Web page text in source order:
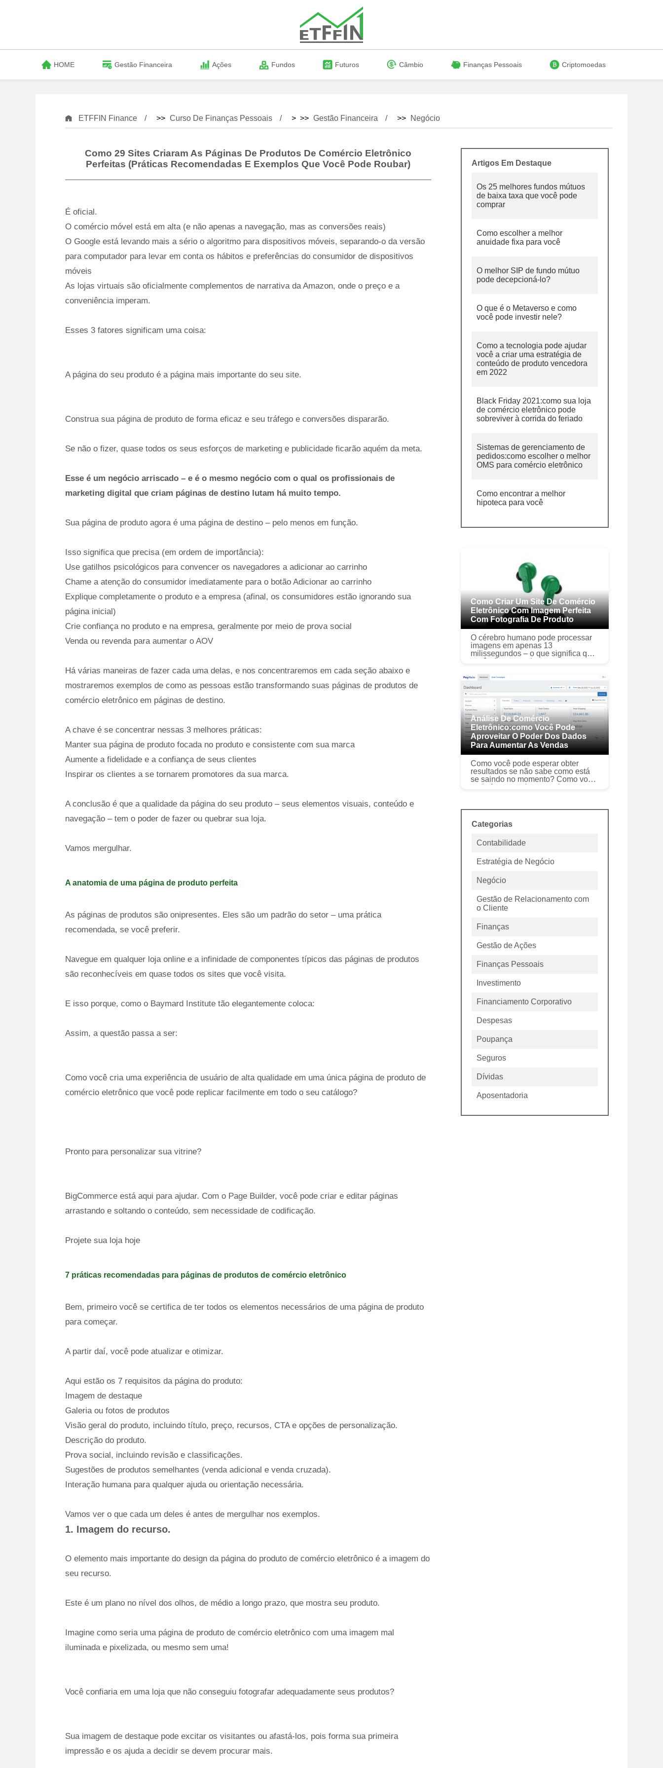
HOME Gestão Financeira Ações Fundos Futuros Câmbio Finanças Pessoais Criptomoedas
ETFFIN Finance >> Curso De Finanças Pessoais > >> Gestão Financeira >> Negócio
Como 29 Sites Criaram As Páginas De Produtos De Comércio Eletrônico
Perfeitas (práticas Recomendadas E Exemplos Que Você Pode Roubar)
É oficial.
O comércio móvel está em alta (e não apenas a navegação, mas as conversões reais)
O Google está levando mais a sério o algoritmo para dispositivos móveis, separando-o da versão
para computador para levar em conta os hábitos e preferências do consumidor de dispositivos
móveis
As lojas virtuais são oficialmente complementos de narrativa da Amazon, onde o preço e a
conveniência imperam.
Esses 3 fatores significam uma coisa:
A página do seu produto é a página mais importante do seu site.
Construa sua página de produto de forma eficaz e seu tráfego e conversões dispararão.
Se não o fizer, quase todos os seus esforços de marketing e publicidade ficarão aquém da meta.
Esse é um negócio arriscado – e é o mesmo negócio com o qual os profissionais de
marketing digital que criam páginas de destino lutam há muito tempo.
Sua página de produto agora é uma página de destino – pelo menos em função.
Isso significa que precisa (em ordem de importância):
Use gatilhos psicológicos para convencer os navegadores a adicionar ao carrinho
Chame a atenção do consumidor imediatamente para o botão Adicionar ao carrinho
Explique completamente o produto e a empresa (afinal, os consumidores estão ignorando sua
página inicial)
Crie confiança no produto e na empresa, geralmente por meio de prova social
Venda ou revenda para aumentar o AOV
Há várias maneiras de fazer cada uma delas, e nos concentraremos em cada seção abaixo e
mostraremos exemplos de como as pessoas estão transformando suas páginas de produtos de
comércio eletrônico em páginas de destino.
A chave é se concentrar nessas 3 melhores práticas:
Manter sua página de produto focada no produto e consistente com sua marca
Aumente a fidelidade e a confiança de seus clientes
Inspirar os clientes a se tornarem promotores da sua marca.
A conclusão é que a qualidade da página do seu produto – seus elementos visuais, conteúdo e
navegação – tem o poder de fazer ou quebrar sua loja.
Vamos mergulhar.
A anatomia de uma página de produto perfeita
As páginas de produtos são onipresentes. Eles são um padrão do setor – uma prática
recomendada, se você preferir.
Navegue em qualquer loja online e a infinidade de componentes típicos das páginas de produtos
são reconhecíveis em quase todos os sites que você visita.
E isso porque, como o Baymard Institute tão elegantemente coloca:
Assim, a questão passa a ser:
Como você cria uma experiência de usuário de alta qualidade em uma única página de produto de
comércio eletrônico que você pode replicar facilmente em todo o seu catálogo?
Pronto para personalizar sua vitrine?
BigCommerce está aqui para ajudar. Com o Page Builder, você pode criar e editar páginas
arrastando e soltando o conteúdo, sem necessidade de codificação.
Projete sua loja hoje
7 práticas recomendadas para páginas de produtos de comércio eletrônico
Bem, primeiro você se certifica de ter todos os elementos necessários de uma página de produto
para começar.
A partir daí, você pode atualizar e otimizar.
Aqui estão os 7 requisitos da página do produto:
Imagem de destaque
Galeria ou fotos de produtos
Visão geral do produto, incluindo título, preço, recursos, CTA e opções de personalização.
Descrição do produto.
Prova social, incluindo revisão e classificações.
Sugestões de produtos semelhantes (venda adicional e venda cruzada).
Interação humana para qualquer ajuda ou orientação necessária.
Vamos ver o que cada um deles é antes de mergulhar nos exemplos.
1. Imagem do recurso.
O elemento mais importante do design da página do produto de comércio eletrônico é a imagem do
seu recurso.
Este é um plano no nível dos olhos, de médio a longo prazo, que mostra seu produto.
Imagine como seria uma página de produto de comércio eletrônico com uma imagem mal
iluminada e pixelizada, ou mesmo sem uma!
Você confiaria em uma loja que não conseguiu fotografar adequadamente seus produtos?
Sua imagem de destaque pode excitar os visitantes ou afastá-los, pois forma sua primeira
impressão e os ajuda a decidir se devem procurar mais.
Artigos Em Destaque
Os 25 melhores fundos mútuos
de baixa taxa que você pode
comprar
Como escolher a melhor
anuidade fixa para você
O melhor SIP de fundo mútuo
pode decepcioná-lo?
O que é o Metaverso e como
você pode investir nele?
Como a tecnologia pode ajudar
você a criar uma estratégia de
conteúdo de produto vencedora
em 2022
Black Friday 2021:como sua loja
de comércio eletrônico pode
sobreviver à corrida do feriado
Sistemas de gerenciamento de
pedidos:como escolher o melhor
OMS para comércio eletrônico
Como encontrar a melhor
hipoteca para você
Como Criar Um Site De Comércio
Eletrônico Com Imagem Perfeita
Com Fotografia De Produto
O cérebro humano pode processar
imagens em apenas 13
milissegundos – o que significa que
você não tem muito tempo para
em seus clientes. O que os
compradores veem g...
Análise De Comércio
Eletrônico:como Você Pode
Aproveitar O Poder Dos Dados
Para Aumentar As Vendas
Como você pode esperar obter
resultados se não sabe como está
se saindo no momento? Como você
pode fazer vendas se estiver
uma nova téc...
Categorias
Contabilidade
Estratégia de Negócio
Negócio
Gestão de Relacionamento com
o Cliente
Finanças
Gestão de Ações
Finanças Pessoais
Investimento
Financiamento Corporativo
Despesas
Poupança
Seguros
Dívidas
Aposentadoria